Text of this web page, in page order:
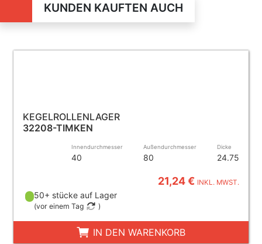
KUNDEN KAUFTEN AUCH
KEGELROLLENLAGER
32208-TIMKEN
Innendurchmesser
40
Außendurchmesser
80
Dicke
24.75
21,24 € INKL. MWST.
50+ stücke auf Lager
(vor einem Tag )
IN DEN WARENKORB